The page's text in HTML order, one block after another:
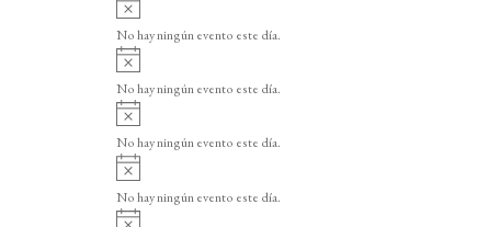
o
v
i
o
No hay ningún evento este día.
v
i
o
No hay ningún evento este día.
v
i
o
No hay ningún evento este día.
A
v
i
No hay ningún evento este día.
A